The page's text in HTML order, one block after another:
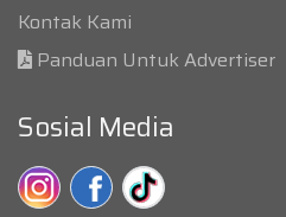
Kontak Kami
Panduan Untuk Advertiser
Sosial Media